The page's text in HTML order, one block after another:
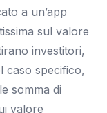
a un’app
sul valore
investitori,
caso specifico,
somma di
valore